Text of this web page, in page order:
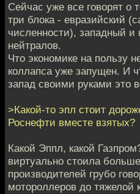
Сейчас уже все говорят о
три блока - евразийский
численности), западный
нейтралов.
Что экономике на пользу
коллапса уже запущен. И
запад своими руками это
>Какой-то эпл стоит
Роснефти вместе взятых?
Какой Эппл, какой
виртуально стоила
производителей грубо
мотороллеров до тяжелой